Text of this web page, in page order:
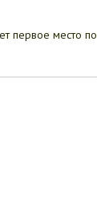
первое место по